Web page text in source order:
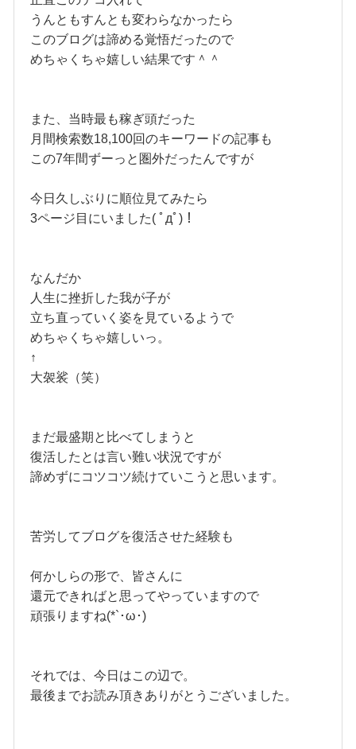
うんともすんとも変わらなかったら
このブログは諦める覚悟だったので
めちゃくちゃ嬉しい結果です＾＾
また、当時最も稼ぎ頭だった
月間検索数18,100回のキーワードの記事も
この7年間ずーっと圏外だったんですが
今日久しぶりに順位見てみたら
3ページ目にいました( ﾟдﾟ)！
なんだか
人生に挫折した我が子が
立ち直っていく姿を見ているようで
めちゃくちゃ嬉しいっ。
↑
大袈裟（笑）
まだ最盛期と比べてしまうと
復活したとは言い難い状況ですが
諦めずにコツコツ続けていこうと思います。
苦労してブログを復活させた経験も
何かしらの形で、皆さんに
還元できればと思ってやっていますので
頑張りますね(*`･ω･)ゞ
それでは、今日はこの辺で。
最後までお読み頂きありがとうございました。